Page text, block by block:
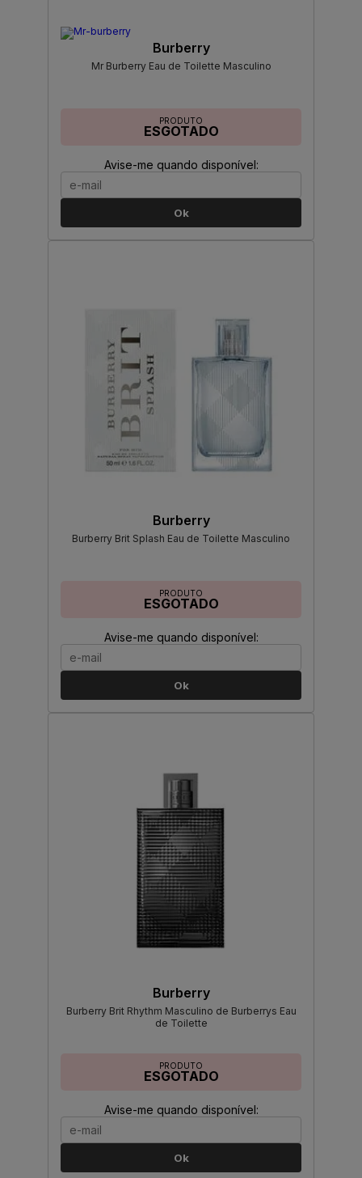
Burberry
Mr Burberry Eau de Toilette Masculino
PRODUTO
ESGOTADO
Avise-me quando disponível:
Ok
Burberry
Burberry Brit Splash Eau de Toilette Masculino
PRODUTO
ESGOTADO
Avise-me quando disponível:
Ok
Burberry
Burberry Brit Rhythm Masculino de Burberrys Eau
de Toilette
PRODUTO
ESGOTADO
Avise-me quando disponível:
Ok